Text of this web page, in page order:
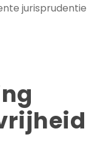
jurisprudentie